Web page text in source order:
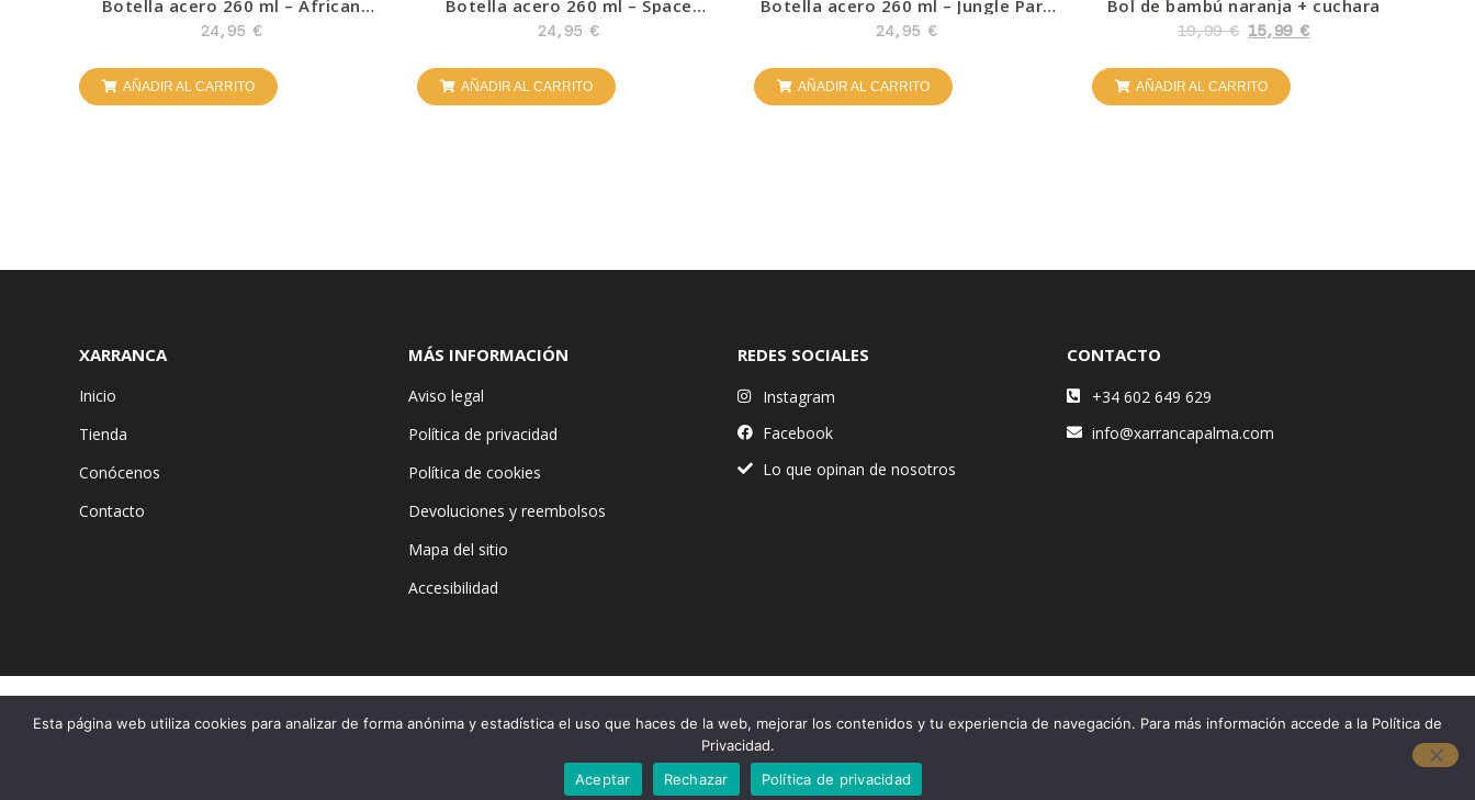
Botella acero 260 ml – African
Safari – Cool Bottles
24,95 €
AÑADIR AL CARRITO
Botella acero 260 ml – Space
Rockets – Cool Bottles
24,95€
AÑADIR AL CARRITO
Botella acero 260 ml – Jungle Park
– Cool Bottles
24,95 €
AÑADIR AL CARRITO
Bol de bambú naranja + cuchara
19,99€ 15,99€
AÑADIR AL CARRITO
XARRANCA
Inicio
Tienda
Conócenos
Contacto
MÁS INFORMACIÓN
Aviso legal
Política de privacidad
Política de cookies
Devoluciones y reembolsos
Mapa del sitio
Accesibilidad
REDES SOCIALES
Instagram
Facebook
Lo que opinan de nosotros
CONTACTO
+34 602 649 629
info@xarrancapalma.com
Financiado por la Unión Europea – NextGenerationEU
Esta página web utiliza cookies para analizar de forma anónima y estadística el uso que haces de la web, mejorar los contenidos y tu experiencia de navegación. Para más información accede a la Política de
Privacidad.
Aceptar
Rechazar Política de privacidad